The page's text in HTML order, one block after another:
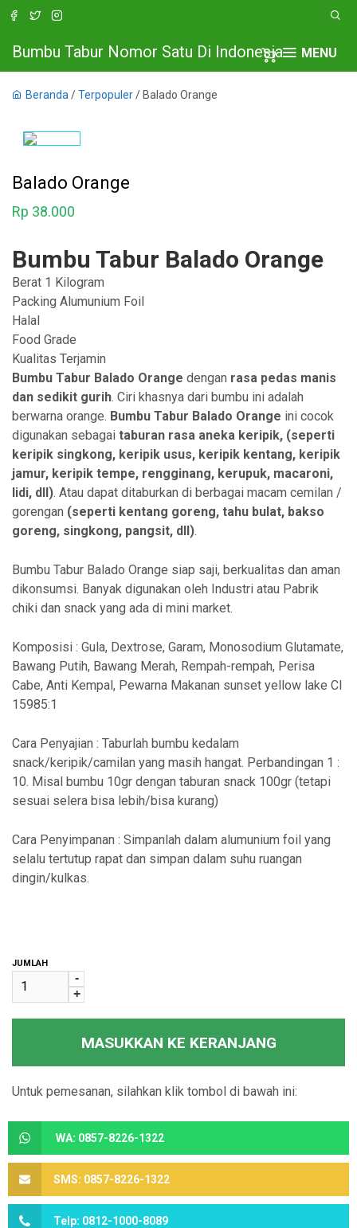
MENU
Bumbu Tabur Nomor Satu Di Indonesia
Beranda /Terpopuler/ Balado Orange
Balado Orange
Rp 38.000
Bumbu Tabur Balado Orange
Berat 1 Kilogram
Packing Alumunium Foil
Halal
Food Grade
Kualitas Terjamin
Bumbu Tabur Balado Orange dengan rasa pedas manis
dan sedikit gurih. Ciri khasnya dari bumbu ini adalah
berwarna orange. Bumbu Tabur Balado Orange ini cocok
digunakan sebagai taburan rasa aneka keripik, (seperti
keripik singkong, keripik usus, keripik kentang, keripik
jamur, keripik tempe, rengginang, kerupuk, macaroni,
lidi, dll). Atau dapat ditaburkan di berbagai macam cemilan /
gorengan (seperti kentang goreng, tahu bulat, bakso
goreng, singkong, pangsit, dll).
Bumbu Tabur Balado Orange siap saji, berkualitas dan aman
dikonsumsi. Banyak digunakan oleh Industri atau Pabrik
chiki dan snack yang ada di mini market.
Komposisi : Gula, Dextrose, Garam, Monosodium Glutamate,
Bawang Putih, Bawang Merah, Rempah-rempah, Perisa
Cabe, Anti Kempal, Pewarna Makanan sunset yellow lake CI
15985:1
Cara Penyajian : Taburlah bumbu kedalam
snack/keripik/camilan yang masih hangat. Perbandingan 1 :
10. Misal bumbu 10gr dengan taburan snack 100gr (tetapi
sesuai selera bisa lebih/bisa kurang)
Cara Penyimpanan : Simpanlah dalam alumunium foil yang
selalu tertutup rapat dan simpan dalam suhu ruangan
dingin/kulkas.
JUMLAH
-
+
MASUKKAN KE KERANJANG
Untuk pemesanan, silahkan klik tombol di bawah ini:
WA: 0857-8226-1322
SMS: 0857-8226-1322
Telp: 0812-1000-8089